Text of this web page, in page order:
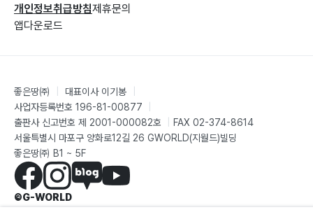
개인정보취급방침
앱다운로드
제휴문의
좋은땅㈜ 대표이사 이기봉
사업자등록번호 196-81-00877
출판사 신고번호 제 2001-000082호
FAX 02-374-8614
서울특별시 마포구 양화로12길 26 GWORLD(지월드)빌딩
좋은땅㈜ B1 ~ 5F
©G-WORLD